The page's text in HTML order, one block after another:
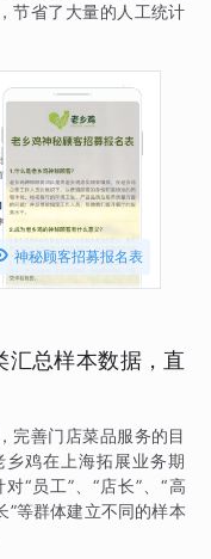
节省了大量的人工统计
神秘顾客招募报名表
汇总样本数据，直
完善门店菜品服务的目
鸡在上海拓展业务期
“员工”、“店长”、“高
”等群体建立不同的样本